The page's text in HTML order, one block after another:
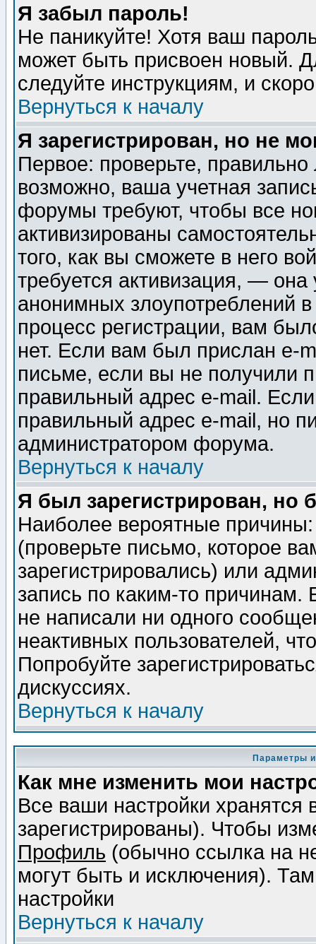
Я забыл пароль!
Не паникуйте! Хотя ваш
может быть присвоен новый.
следуйте инструкциям, и
Вернуться к началу
Я зарегистрирован, но не
Первое: проверьте,
возможно, ваша учетная
форумы требуют, чтобы все
активизированы
того, как вы сможете в него
требуется активизация, —
анонимных злоупотреблений
процесс регистрации, вам
нет. Если вам был прислан e-
письме, если вы не получили
правильный адрес e-mail.
правильный адрес e-mail, но
администратором форума.
Вернуться к началу
Я был зарегистрирован, но
Наиболее вероятные
(проверьте письмо, которое
зарегистрировались) или
запись по каким-то
не написали ни одного
неактивных пользователей,
Попробуйте
дискуссиях.
Вернуться к началу
Параметры
Как мне изменить мои
Все ваши настройки
зарегистрированы). Чтобы
Профиль (обычно ссылка на
могут быть и исключения).
настройки
Вернуться к началу